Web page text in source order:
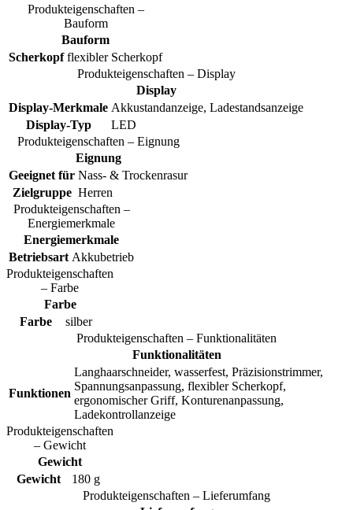
Produkteigenschaften –
Bauform
Bauform
Scherkopf flexibler Scherkopf
Produkteigenschaften – Display
Display
Display-Merkmale Akkustandanzeige, Ladestandsanzeige
Display-Typ
LED
Produkteigenschaften – Eignung
Eignung
Geeignet für Nass- & Trockenrasur
Zielgruppe Herren
Produkteigenschaften –
Energiemerkmale
Energiemerkmale
Betriebsart Akkubetrieb
Produkteigenschaften
– Farbe
Farbe
Farbe
silber
Produkteigenschaften – Funktionalitäten
Funktionalitäten
Funktionen
Langhaarschneider, wasserfest, Präzisionstrimmer,
Spannungsanpassung, flexibler Scherkopf,
ergonomischer Griff, Konturenanpassung,
Ladekontrollanzeige
Produkteigenschaften
– Gewicht
Gewicht
Gewicht
180 g
Produkteigenschaften – Lieferumfang